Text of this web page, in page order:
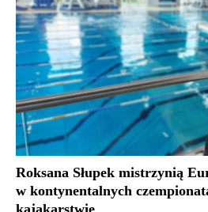
Roksana Słupek mistrzynią
w kontynentalnych